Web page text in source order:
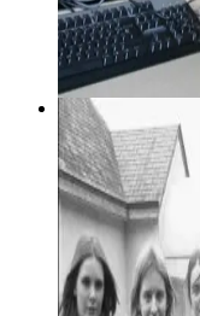
breton
1 mai 2006
Titeuf e
Les jeunes - et
l'attendaient :
des élèves de
Kerhuon.